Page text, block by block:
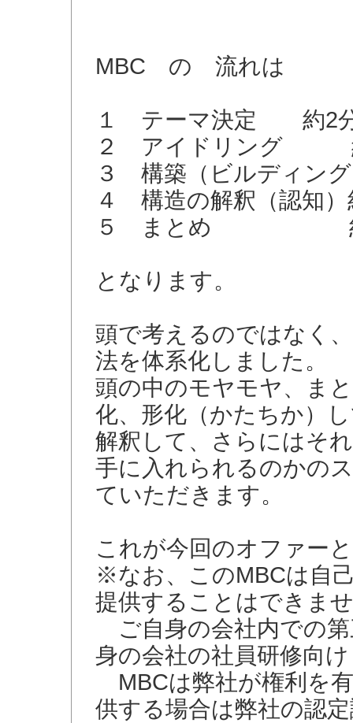
MBC の 流れは
１ テーマ決定 約2
２ アイドリング
３ 構築（ビルディン
４ 構造の解釈（認知）
５ まとめ 約
となります。
頭で考えるのではなく
法を体系化しました。
頭の中のモヤモヤ、ま
化、形化（かたちか）
解釈して、さらにはそ
手に入れられるのかの
ていただきます。
これが今回のオファー
※なお、このMBCは自
提供することはできま
ご自身の会社内での
身の会社の社員研修向
MBCは弊社が権利を
供する場合は弊社の認